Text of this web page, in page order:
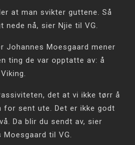
at man svikter guttene. Så
nede nå, sier Njie til VG.
Johannes Moesgaard mener
ting de var opptatte av: å
det at vi ikke tørr å
for sent ute. Det er ikke godt
Da blir du sendt av, sier
Moesgaard til VG.